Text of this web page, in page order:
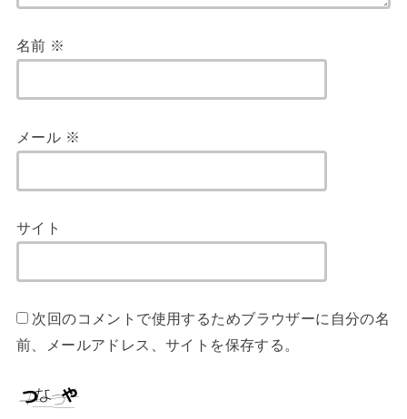
メール※
サイト
次回のコメントで使用するためブラウザーに自分の名